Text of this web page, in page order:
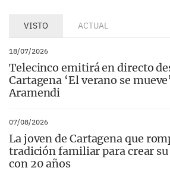
VISTO ACTUAL
18/07/2026
Telecinco emitirá en directo
Cartagena ‘El verano se
Aramendi
07/08/2026
La joven de Cartagena que
tradición familiar para crear
con 20 años